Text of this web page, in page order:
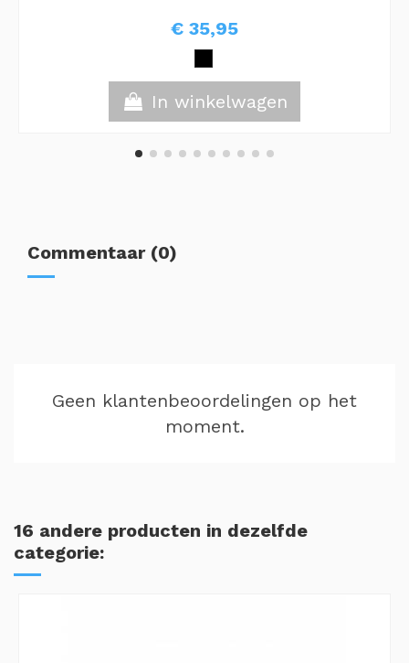
€ 35,95
In winkelwagen
Commentaar (0)
Geen klantenbeoordelingen op het
moment.
16 andere producten in dezelfde
categorie: